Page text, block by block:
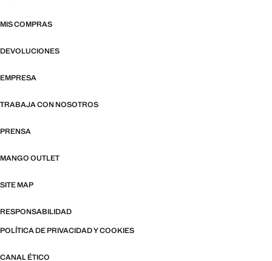
MIS COMPRAS
DEVOLUCIONES
EMPRESA
TRABAJA CON NOSOTROS
PRENSA
MANGO OUTLET
SITE MAP
RESPONSABILIDAD
POLÍTICA DE PRIVACIDAD Y COOKIES
CANAL ÉTICO